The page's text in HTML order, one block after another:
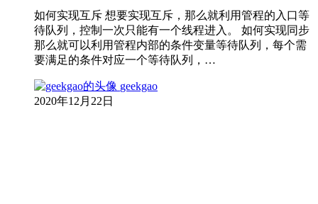
如何实现互斥 想要实现互斥，那么就利用管程的入口等
待队列，控制一次只能有一个线程进入。 如何实现同步
那么就可以利用管程内部的条件变量等待队列，每个需
要满足的条件对应一个等待队列，…
geekgao
2020年12月22日